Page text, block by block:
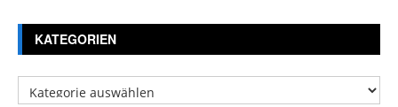
KATEGORIEN
Kategorien